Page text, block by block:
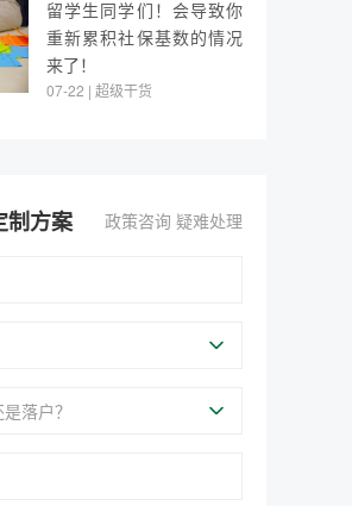
留学生同学们！会导致你
重新累积社保基数的情况
来了！
07-22 | 超级干货
制方案 政策咨询 疑难处理